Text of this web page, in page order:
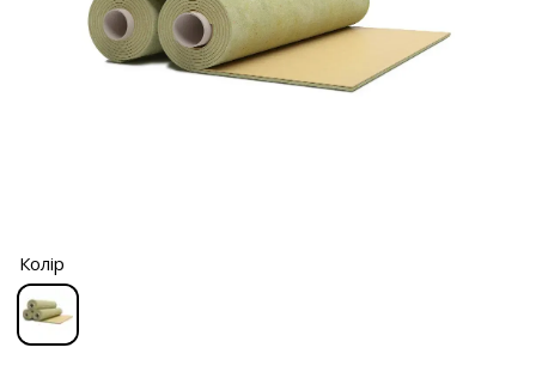
Колір